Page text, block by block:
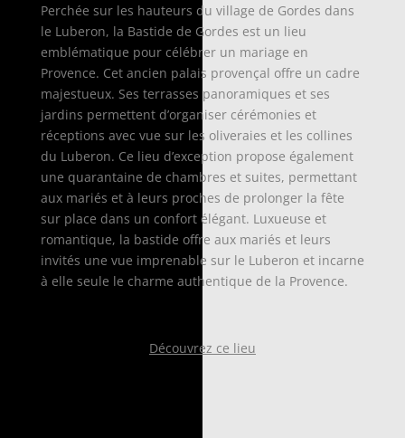
Perchée sur les hauteurs du village de Gordes dans
le Luberon, la Bastide de Gordes est un lieu
emblématique pour célébrer un mariage en
Provence. Cet ancien palais provençal offre un cadre
majestueux. Ses terrasses panoramiques et ses
jardins permettent d’organiser cérémonies et
réceptions avec vue sur les oliveraies et les collines
du Luberon. Ce lieu d’exception propose également
une quarantaine de chambres et suites, permettant
aux mariés et à leurs proches de prolonger la fête
sur place dans un confort élégant. Luxueuse et
romantique, la bastide offre aux mariés et leurs
invités une vue imprenable sur le Luberon et incarne
à elle seule le charme authentique de la Provence.
Découvrez ce lieu